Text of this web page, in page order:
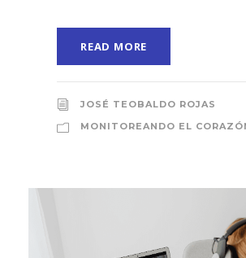
READ MORE
JOSÉ TEOBALDO ROJAS
MONITOREANDO EL